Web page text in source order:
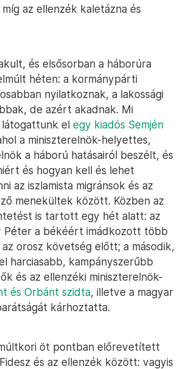
az ellenzék kaletázna és
és elsősorban a háborúra
héten: a kormánypárti
nyilatkoznak, a lakossági
de azért akadnak. Mi
látogattunk el egy kiadós Semjén
a miniszterelnök-helyettes,
a háború hatásairól beszélt, és
és hogyan kell és lehet
az iszlamista migránsok és az
menekültek között. Közben az
is tartott egy hét alatt: az
Péter a békéért imádkozott több
orosz követség előtt; a második,
harciasabb, kampányszerűbb
és az ellenzéki miniszterelnök-
és Orbánt szidta, illetve a magyar
kárhoztatta.
öt pontban előrevetített
és az ellenzék között: vagyis